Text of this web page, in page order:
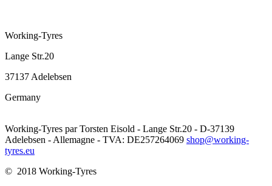
Working-Tyres
Lange Str.20
37137 Adelebsen
Germany
Working-Tyres par Torsten Eisold - Lange Str.20 - D-37139
Adelebsen - Allemagne - TVA: DE257264069 shop@working-
tyres.eu
© 2018 Working-Tyres